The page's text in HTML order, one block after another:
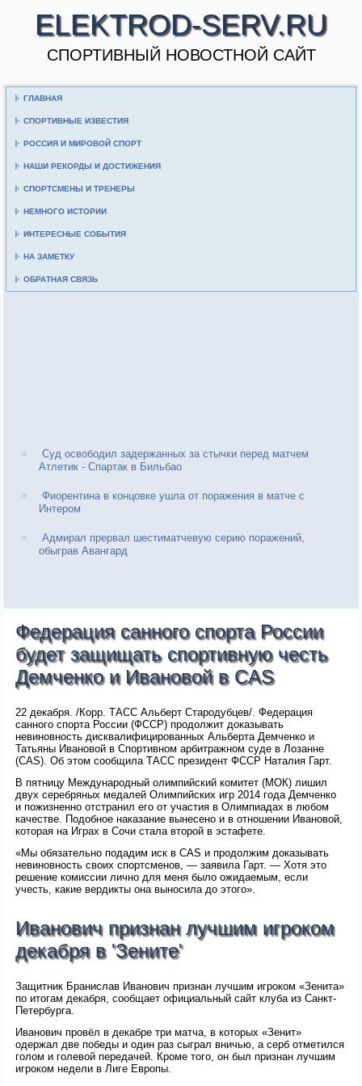
ELEKTROD-SERV.RU
CПОРТИВНЫЙ НОВОСТНОЙ САЙТ
ГЛАВНАЯ
СПОРТИВНЫЕ ИЗВЕСТИЯ
РОССИЯ И МИРОВОЙ СПОРТ
НАШИ РЕКОРДЫ И ДОСТИЖЕНИЯ
СПОРТСМЕНЫ И ТРЕНЕРЫ
НЕМНОГО ИСТОРИИ
ИНТЕРЕСНЫЕ СОБЫТИЯ
НА ЗАМЕТКУ
ОБРАТНАЯ СВЯЗЬ
Суд освободил задержанных за стычки перед матчем
Атлетик - Спартак в Бильбао
Фиорентина в концовке ушла от поражения в матче с
Интером
Адмирал прервал шестиматчевую серию поражений,
обыграв Авангард
Федерация санного спорта России
будет защищать спортивную честь
Демченко и Ивановой в CAS
22 декабря. /Корр. ТАСС Альберт Стародубцев/. Федерация
санного спорта России (ФССР) продолжит доказывать
невиновность дисквалифицированных Альберта Демченко и
Татьяны Ивановой в Спортивном арбитражном суде в Лозанне
(CAS). Об этом сообщила ТАСС президент ФССР Наталия Гарт.
В пятницу Международный олимпийский комитет (МОК) лишил
двух серебряных медалей Олимпийских игр 2014 года Демченко
и пожизненно отстранил его от участия в Олимпиадах в любом
качестве. Подобное наказание вынесено и в отношении Ивановой,
которая на Играх в Сочи стала второй в эстафете.
«Мы обязательно подадим иск в CAS и продолжим доказывать
невиновность своих спортсменов, — заявила Гарт. — Хотя это
решение комиссии лично для меня было ожидаемым, если
учесть, какие вердикты она выносила до этого».
Иванович признан лучшим игроком
декабря в 'Зените'
Защитник Бранислав Иванович признан лучшим игроком «Зенита»
по итогам декабря, сообщает официальный сайт клуба из Санкт-
Петербурга.
Иванович провёл в декабре три матча, в которых «Зенит»
одержал две победы и один раз сыграл вничью, а серб отметился
голом и голевой передачей. Кроме того, он был признан лучшим
игроком недели в Лиге Европы.